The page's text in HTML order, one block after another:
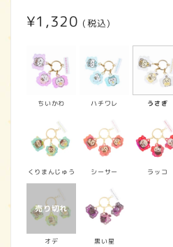
通
価
格
¥1,320 (税込)
ちいかわ ハチワレ うさぎ
くりまんじゅう シーサー ラッコ
オデ 黒い星